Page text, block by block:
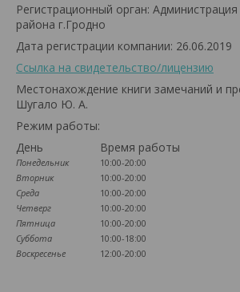
Регистрационный орган:
района г.Гродно
Дата регистрации компании: 26.06.2019
Ссылка на свидетельство/лицензию
Местонахождение книги замечаний и
Шугало Ю. А.
Режим работы:
День
Время работы
Понедельник
10:00-20:00
Вторник
10:00-20:00
Среда
10:00-20:00
Четверг
10:00-20:00
Пятница
10:00-20:00
Суббота
10:00-18:00
Воскресенье
12:00-20:00